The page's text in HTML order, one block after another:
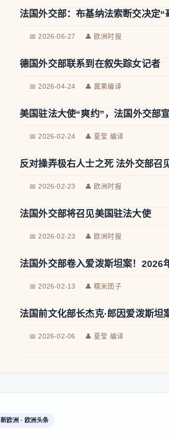
法国外交部：布基纳法索断交决定“
📅 2026-06-27 👤 欧洲时报
德国外交部联系到在叙失踪女记者
📅 2026-04-24 👤 冀果编译
美国驻法大使“爽约”，法国外交部
📅 2026-02-24 👤 夏莹 编译
反对操弄极右人士之死 法外交部召
📅 2026-02-23 👤 欧洲时报
法国外交部将召见美国驻法大使
📅 2026-02-23 👤 欧洲时报
法国外交部卷入爱泼斯坦案！2026
📅 2026-02-13 👤 糯米团子
法国前文化部长杰克·郎因爱泼斯坦
📅 2026-02-06 👤 夏莹 编译
新欧洲 · 欧洲头条